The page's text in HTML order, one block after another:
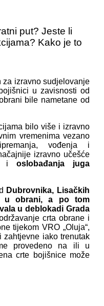
put? Jeste li
Kako je to
za izravno sudjelovanje
u zavisnosti od
bile nametane od
bilo više i izravno
vremenima vezano
vođenja i
izravno učešće
ioslobađanja juga
Dubrovnika, Lisačkih
u obrani, a po tom
u deblokadi Grada
crta obrane i
tijekom VRO „Oluja“,
iako trenutak
provedeno na ili u
crte bojišnice može